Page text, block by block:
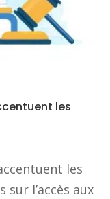
les
les
sur l’accès aux